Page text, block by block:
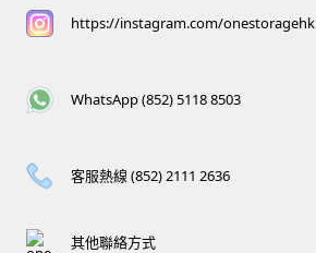
https://instagram.com/onestoragehk
WhatsApp (852) 5118 8503
客服熱線 (852) 2111 2636
其他聯絡方式